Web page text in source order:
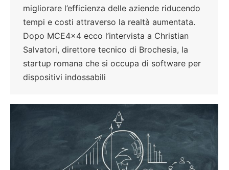
migliorare l’efficienza delle aziende riducendo
tempi e costi attraverso la realtà aumentata.
Dopo MCE4x4 ecco l’intervista a Christian
Salvatori, direttore tecnico di Brochesia, la
startup romana che si occupa di software per
dispositivi indossabili